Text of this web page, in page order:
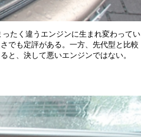
たく違うエンジンに生まれ変わってい
でも定評がある。一方、先代型と比較
、決して悪いエンジンではない。